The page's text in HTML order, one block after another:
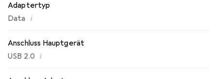
Adaptertyp
Data i
Anschluss Hauptgerät
USB 2.0 i